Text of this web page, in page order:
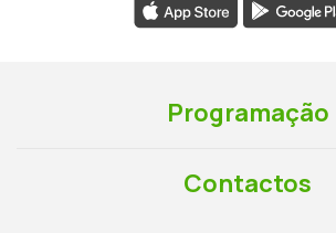
Programação
Contactos